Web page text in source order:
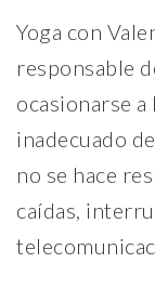
Yoga con
responsable
ocasionarse
inadecuado
no se hace
caídas,